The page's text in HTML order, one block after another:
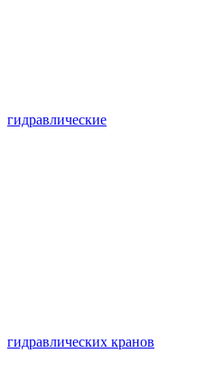
гидравлические
гидравлических кранов